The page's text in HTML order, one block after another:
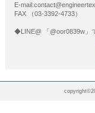
E-
FAX （03-3392-4733）
◆LINE@ 「@oor0839w」